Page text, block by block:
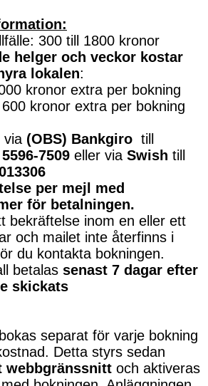
300 till 1800 kronor
helger och veckor kostar
lokalen:
kronor extra per bokning
kronor extra per bokning
via (OBS) Bankgiro till
5596-7509 eller via Swish till
per mejl med
för betalningen.
bekräftelse inom en eller ett
och mailet inte återfinns i
du kontakta bokningen.
betalas senast 7 dagar efter
skickats
separat för varje bokning
Detta styrs sedan
webbgränssnitt och aktiveras